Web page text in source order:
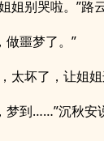
姐别哭啦。”路
噩梦了。”
太坏了，让姐
到……”沉秋安